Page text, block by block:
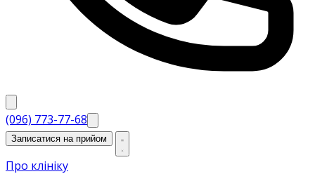
(096) 773-77-68
Записатися на прийом
Про клініку